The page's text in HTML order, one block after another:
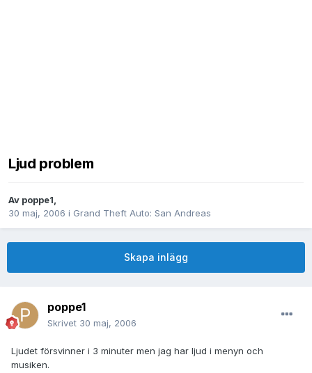
Ljud problem
Av poppe1,
30 maj, 2006 i Grand Theft Auto: San Andreas
Skapa inlägg
poppe1
Skrivet 30 maj, 2006
Ljudet försvinner i 3 minuter men jag har ljud i menyn och
musiken.